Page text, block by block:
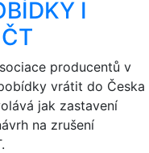
I
producentů v
vrátit do Česka
jak zastavení
na zrušení